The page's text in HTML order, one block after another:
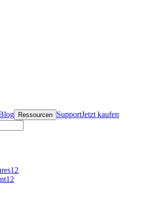
Ressourcen SupportJetzt kaufen
12
12